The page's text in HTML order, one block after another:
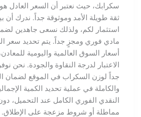
سكرابك، حيث نعتبر أن السعر العادل
ثقة طويلة الأمد وموثوقة جداً. ندرك
استثمار لكم، ولذلك نسعى جاهدين
مادي فوري ومجزٍ جداً. يتم تحديد سعر
أسعار السوق العالمية واليومية
الاعتبار لدرجة النقاوة والجودة. نحن
جداً لوزن السكراب في الموقع لضمان
والكاملة في عملية تحديد الكمية
النقدي الفوري الكامل عند التحميل،
مماطلة أو شروط مزعجة على الإطلاق.